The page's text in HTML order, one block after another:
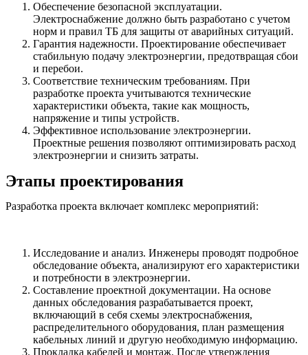
Обеспечение безопасной эксплуатации.
Электроснабжение должно быть разработано с учетом
норм и правил ТБ для защиты от аварийных ситуаций.
Гарантия надежности. Проектирование обеспечивает
стабильную подачу электроэнергии, предотвращая сбои
и перебои.
Соответствие техническим требованиям. При
разработке проекта учитываются технические
характеристики объекта, такие как мощность,
напряжение и типы устройств.
Эффективное использование электроэнергии.
Проектные решения позволяют оптимизировать расход
электроэнергии и снизить затраты.
Этапы проектирования
Разработка проекта включает комплекс мероприятий:
Исследование и анализ. Инженеры проводят подробное
обследование объекта, анализируют его характеристики
и потребности в электроэнергии.
Составление проектной документации. На основе
данных обследования разрабатывается проект,
включающий в себя схемы электроснабжения,
распределительного оборудования, план размещения
кабельных линий и другую необходимую информацию.
Прокладка кабелей и монтаж. После утверждения